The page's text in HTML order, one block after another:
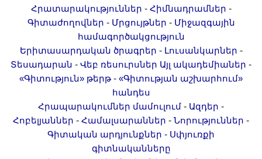
Հրատարակություններ - Հիմնադրամներ -
Գիտաժողովներ - Մրցույթներ - Միջազգային
համագործակցություն
Երիտասարդական ծրագրեր - Լուսանկարներ -
Տեսադարան - Վեբ ռեսուրսներ Այլ ակադեմիաներ -
«Գիտություն» թերթ - «Գիտության աշխարհում»
հանդես
Հրապարակումներ մամուլում - Ազդեր -
Հոբելյաններ - Համալսարաններ - Նորություններ -
Գիտական արդյունքներ - Սփյուռքի
գիտնականները